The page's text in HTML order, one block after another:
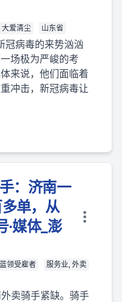
大爱清尘 山东省
冠病毒的来势汹汹
场极为严峻的考
来说，他们面临着
冲击，新冠病毒让
：济南一
单，从
·媒体_澎
蓝领受雇者
服务业, 外卖
卖骑手紧缺。骑手